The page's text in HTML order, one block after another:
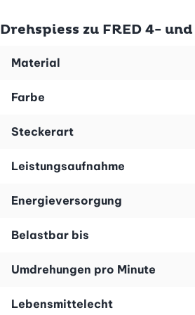
Drehspiess zu FRED 4-
Material
Farbe
Steckerart
Leistungsaufnahme
Energieversorgung
Belastbar bis
Umdrehungen pro Minute
Lebensmittelecht